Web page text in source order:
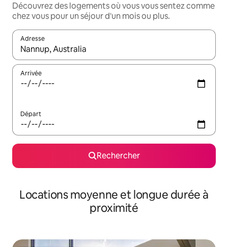
Découvrez des logements où vous vous sentez comme
chez vous pour un séjour d'un mois ou plus.
Adresse
Lorsque les résultats s'affichent, utilisez les flèches vers le
Arrivée
Départ
Rechercher
Locations moyenne et longue durée à
proximité